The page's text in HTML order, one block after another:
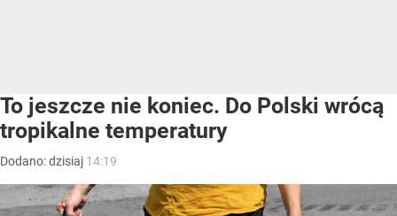
To jeszcze nie koniec. Do Polski wrócą
tropikalne temperatury
Dodano:dzisiaj 14:19